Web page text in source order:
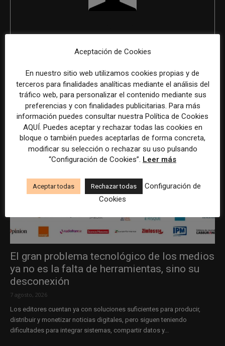
ÚLTIMOS ARTÍCULOS
El gran problema tecnológico de los medios
ya no es la falta de herramientas, sino su
desconexión
7 agosto, 2026
Los editores cuentan ya con soluciones suficientes para producir,
distribuir y monetizar noticias digitales, pero siguen teniendo
dificultades para integrar sistemas, compartir datos y...
Aceptación de Cookies
En nuestro sitio web utilizamos cookies propias y de
terceros para finalidades analíticas mediante el análisis del
tráfico web, para personalizar el contenido mediante sus
preferencias y con finalidades publicitarias. Para más
información puedes consultar nuestra Política de Cookies
AQUÍ. Puedes aceptar y rechazar todas las cookies en
bloque o también puedes aceptarlas de forma concreta,
modificar su selección o rechazar su uso pulsando
“Configuración de Cookies”. Leer más
Aceptar todas Rechazar todas
Configuración de
Cookies